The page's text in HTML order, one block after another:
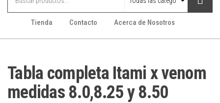
Tienda Contacto Acerca de Nosotros
Tabla completa Itami x venom
medidas 8.0,8.25 y 8.50